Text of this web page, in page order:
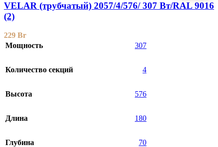
VELAR (трубчатый) 2057/4/576/ 307 Bт/RAL 9016
(2)
229 Br
Мощность
307
Количество секций 4
Высота 576
Длина 180
Глубина 70